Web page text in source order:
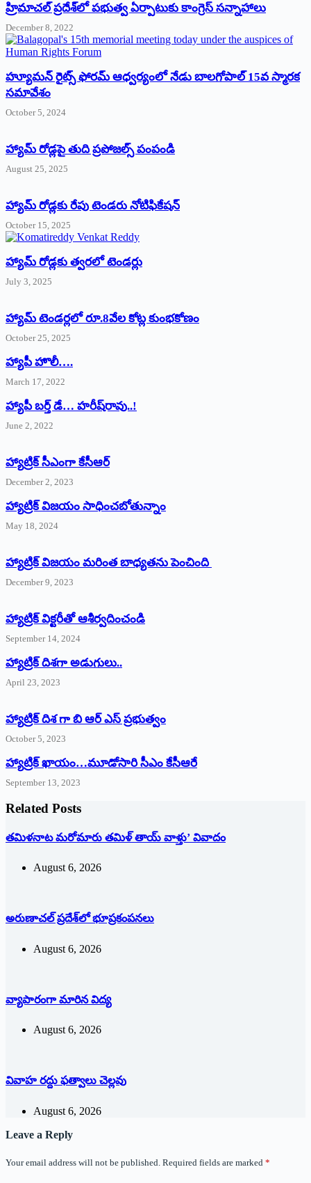
‌హ్రిమాచల్‌ ‌ప్రదేశ్‌లో పభుత్వ ఏర్పాటుకు కాంగ్రెస్‌ ‌సన్నాహాలు
December 8, 2022
హ్యూమన్‌ రైట్స్‌ ఫోరమ్‌ ఆధ్వర్యంలో నేడు బాలగోపాల్‌ 15వ స్మారక
సమావేశం
October 5, 2024
హ్యామ్‌ రోడ్లపై తుది ప్రపోజల్స్‌ పంపండి
August 25, 2025
హ్యామ్‌ రోడ్లకు రేపు టెండరు నోటిఫికేషన్‌
October 15, 2025
హ్యామ్‌ రోడ్లకు త్వరలో టెండర్లు
July 3, 2025
హ్యామ్‌ ‌టెండర్లలో రూ.8వేల కోట్ల కుంభకోణం
October 25, 2025
హ్యాపీ హొలీ….
March 17, 2022
హ్యాపీ బర్త్ ‌డే… హరీష్‌రావు..!
June 2, 2022
హ్యాట్రిక్‌ ‌సీఎంగా కేసీఆర్‌
December 2, 2023
హ్యాట్రిక్‌ విజయం సాధించబోతున్నాం
May 18, 2024
హ్యాట్రిక్ విజయం మరింత బాధ్యతను పెంచింది
December 9, 2023
హ్యాట్రిక్‌ ‌విక్టరీతో ఆశీర్వదించండి
September 14, 2024
‌హ్యాట్రిక్‌ ‌దిశగా అడుగులు..
April 23, 2023
హ్యాట్రిక్ దిశ గా బి ఆర్ ఎస్ ప్రభుత్వం
October 5, 2023
హ్యాట్రిక్‌ ‌ఖాయం…మూడోసారి సీఎం కేసీఆరే
September 13, 2023
Related Posts
తమిళనాట మరోమారు తమిళ్‌ ‌తాయ్‌ ‌వాళ్తు’ వివాదం
August 6, 2026
అరుణాచల్‌ ‌ప్రదేశ్‌లో భూప్రకంపనలు
August 6, 2026
వ్యాపారంగా మారిన విద్య‌
August 6, 2026
వివాహ రద్దు ఫత్వాలు చెల్లవు
August 6, 2026
Leave a Reply
Your email address will not be published. Required fields are marked *